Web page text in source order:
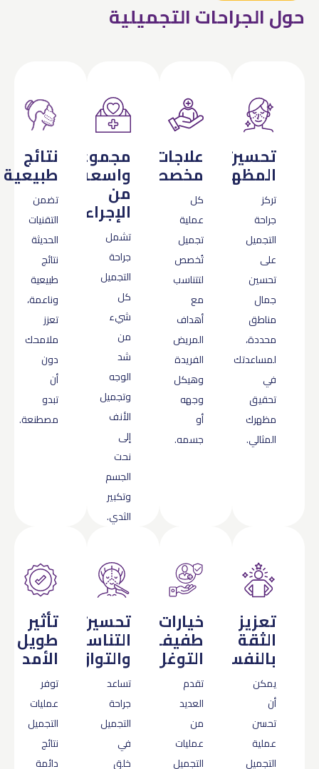
حول الجراحات التجميلية
تحسين
المظهر
تركز
جراحة
التجميل
على
تحسين
جمال
مناطق
محددة،
لمساعدتك
في
تحقيق
مظهرك
المثالي.
علاجات
مخصصة
كل
عملية
تجميل
تُخصص
لتتناسب
مع
أهداف
المريض
الفريدة
وهيكل
وجهه
أو
جسمه.
مجموعة
واسعة
من
الإجراءات
تشمل
جراحة
التجميل
كل
شيء
من
شد
الوجه
وتجميل
الأنف
إلى
نحت
الجسم
وتكبير
الثدي.
نتائج
طبيعية
تضمن
التقنيات
الحديثة
نتائج
طبيعية
وناعمة،
تعزز
ملامحك
دون
أن
تبدو
مصطنعة.
تعزيز
الثقة
بالنفس
يمكن
أن
تحسن
عملية
التجميل
خيارات
طفيفة
التوغل
تقدم
العديد
من
عمليات
التجميل
تحسين
التناسق
والتوازن
تساعد
جراحة
التجميل
في
خلق
تأثير
طويل
الأمد
توفر
عمليات
التجميل
نتائج
دائمة